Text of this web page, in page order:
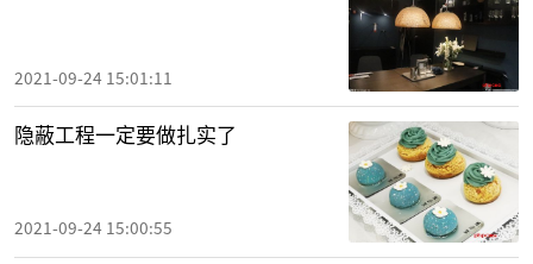
2021-09-24 15:01:11
隐蔽工程一定要做扎实了
2021-09-24 15:00:55